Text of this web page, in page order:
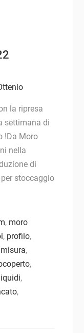
la ripresa
settimana di
!Da Moro
nella
di
stoccaggio
, moro
, profilo,
,
,
,
,